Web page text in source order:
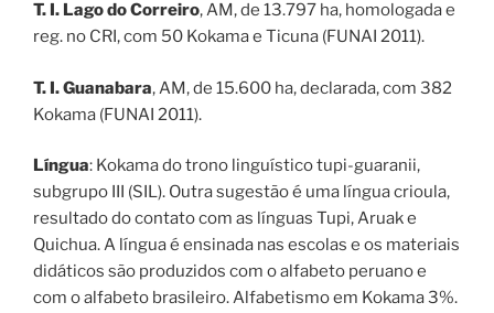
T. I. Lago do Correiro, AM, de 13.797 ha, homologada e
reg. no CRI, com 50 Kokama e Ticuna (FUNAI 2011).
T. I. Guanabara, AM, de 15.600 ha, declarada, com 382
Kokama (FUNAI 2011).
Língua: Kokama do trono linguístico tupi-guaranii,
subgrupo III (SIL). Outra sugestão é uma língua crioula,
resultado do contato com as línguas Tupi, Aruak e
Quichua. A língua é ensinada nas escolas e os materiais
didáticos são produzidos com o alfabeto peruano e
com o alfabeto brasileiro. Alfabetismo em Kokama 3%.